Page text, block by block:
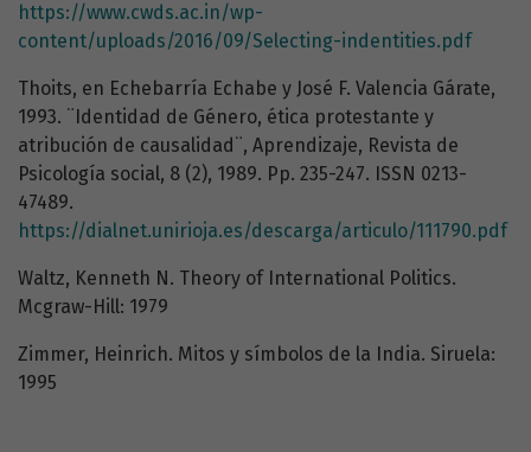
https://www.cwds.ac.in/wp-
content/uploads/2016/09/Selecting-indentities.pdf
Thoits, en Echebarría Echabe y José F. Valencia Gárate,
1993. ¨Identidad de Género, ética protestante y
atribución de causalidad¨, Aprendizaje, Revista de
Psicología social, 8 (2), 1989. Pp. 235-247. ISSN 0213-
47489.
https://dialnet.unirioja.es/descarga/articulo/111790.pdf
Waltz, Kenneth N. Theory of International Politics.
Mcgraw-Hill: 1979
Zimmer, Heinrich. Mitos y símbolos de la India. Siruela:
1995